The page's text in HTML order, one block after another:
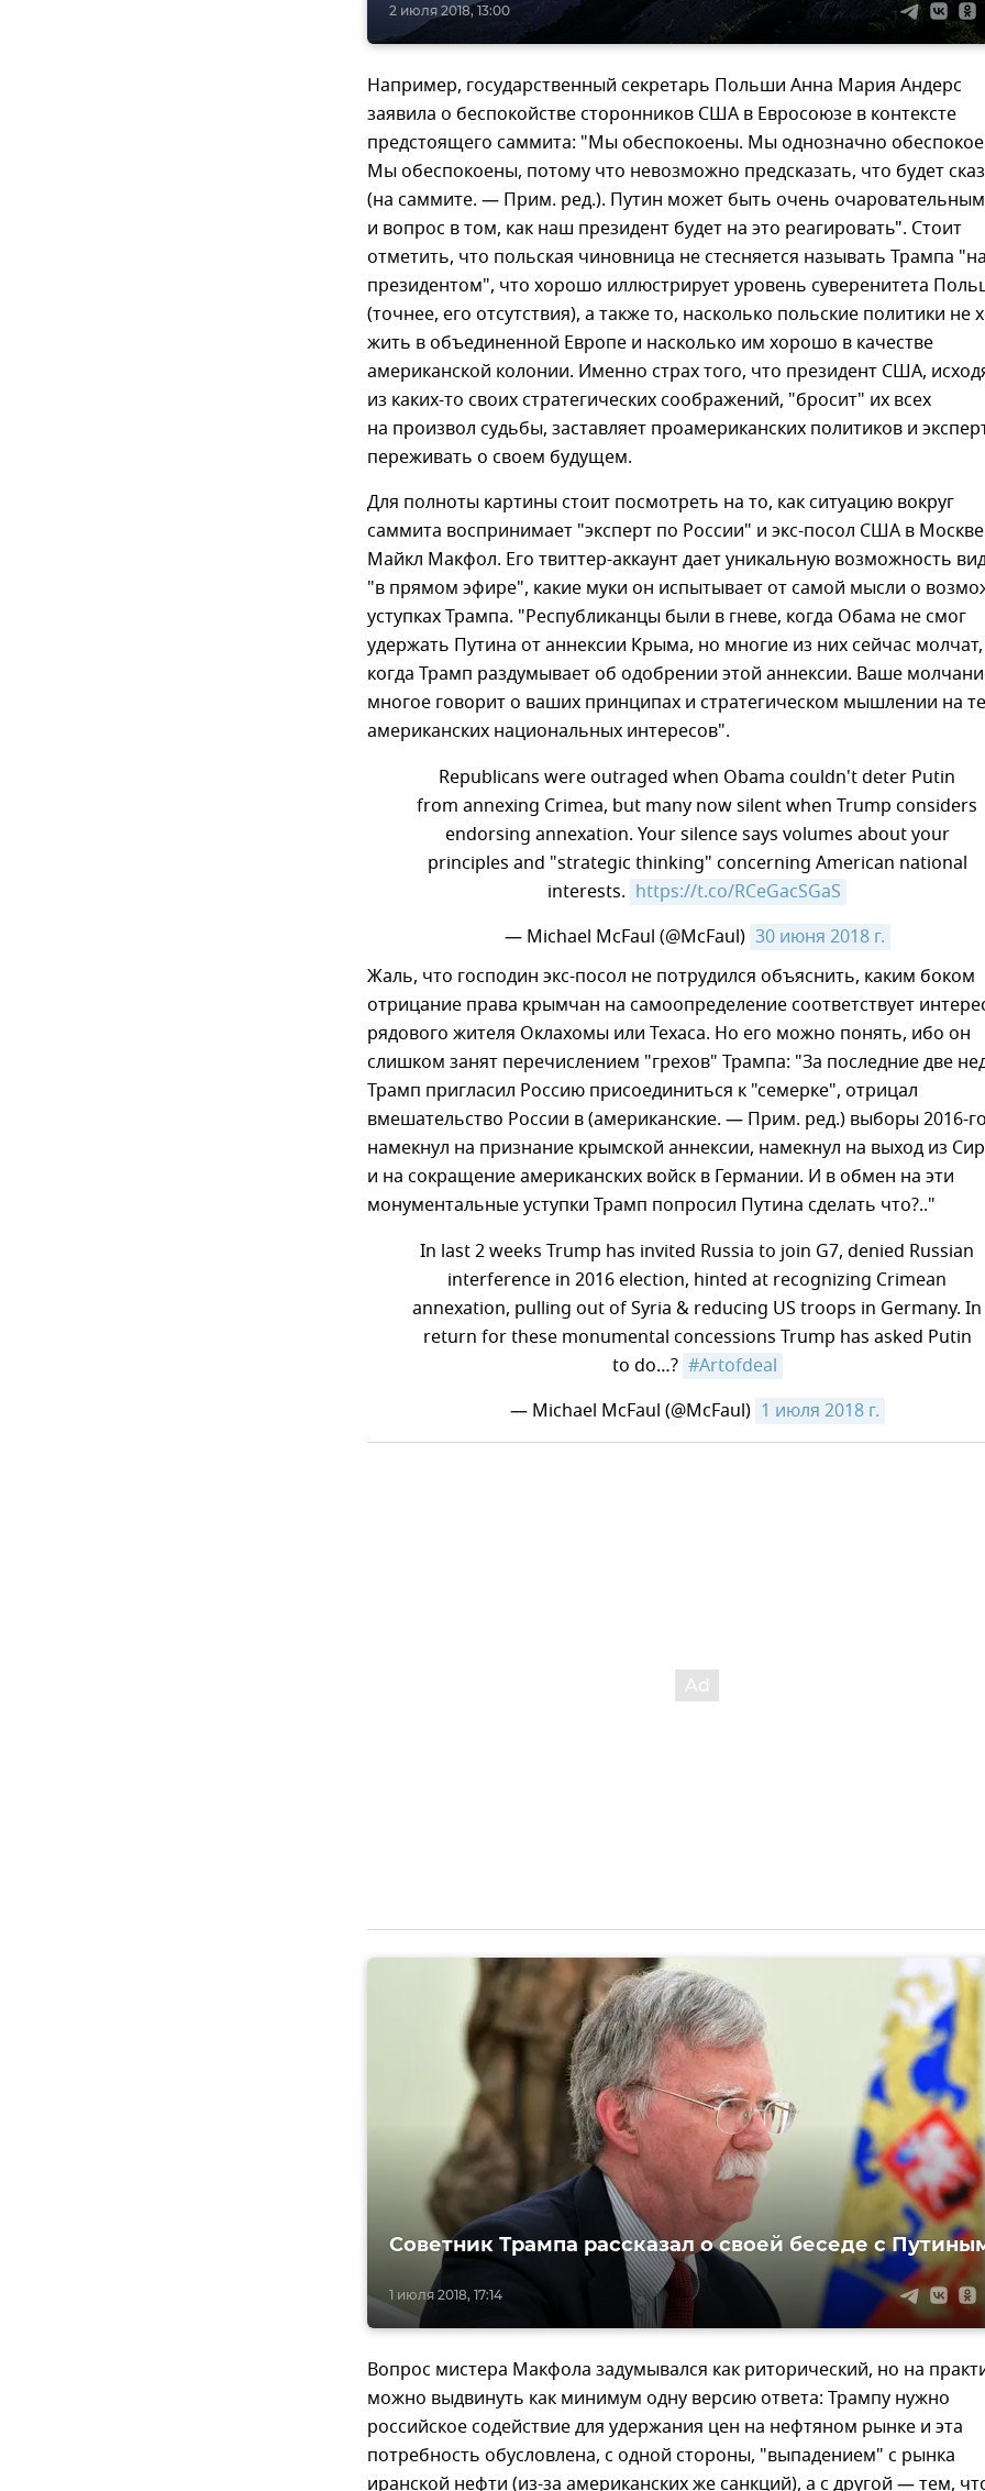
2 июля 2018, 13:00
Например, государственный секретарь Польши Анна Мария Андерс
заявила о беспокойстве сторонников США в Евросоюзе в контексте
предстоящего саммита: "Мы обеспокоены. Мы однозначно
Мы обеспокоены, потому что невозможно предсказать, что будет
(на саммите. — Прим. ред.). Путин может быть очень
и вопрос в том, как наш президент будет на это реагировать". Стоит
отметить, что польская чиновница не стесняется называть Трампа
президентом", что хорошо иллюстрирует уровень суверенитета
(точнее, его отсутствия), а также то, насколько польские политики не
жить в объединенной Европе и насколько им хорошо в качестве
американской колонии. Именно страх того, что президент США,
из каких-то своих стратегических соображений, "бросит" их всех
на произвол судьбы, заставляет проамериканских политиков и
переживать о своем будущем.
Для полноты картины стоит посмотреть на то, как ситуацию вокруг
саммита воспринимает "эксперт по России" и экс-посол США в Москве
Майкл Макфол. Его твиттер-аккаунт дает уникальную возможность
"в прямом эфире", какие муки он испытывает от самой мысли о
уступках Трампа. "Республиканцы были в гневе, когда Обама не смог
удержать Путина от аннексии Крыма, но многие из них сейчас молчат,
когда Трамп раздумывает об одобрении этой аннексии. Ваше
многое говорит о ваших принципах и стратегическом мышлении на
американских национальных интересов".
Republicans were outraged when Obama couldn't deter Putin
from annexing Crimea, but many now silent when Trump considers
endorsing annexation. Your silence says volumes about your
principles and "strategic thinking" concerning American national
interests. https://t.co/RCeGacSGaS
— Michael McFaul (@McFaul) 30 июня 2018 г.
​​Жаль, что господин экс-посол не потрудился объяснить, каким боком
отрицание права крымчан на самоопределение соответствует
рядового жителя Оклахомы или Техаса. Но его можно понять, ибо он
слишком занят перечислением "грехов" Трампа: "За последние две
Трамп пригласил Россию присоединиться к "семерке", отрицал
вмешательство России в (американские. — Прим. ред.) выборы 2016-
намекнул на признание крымской аннексии, намекнул на выход из
и на сокращение американских войск в Германии. И в обмен на эти
монументальные уступки Трамп попросил Путина сделать что?.."​
In last 2 weeks Trump has invited Russia to join G7, denied Russian
interference in 2016 election, hinted at recognizing Crimean
annexation, pulling out of Syria & reducing US troops in Germany. In
return for these monumental concessions Trump has asked Putin
to do…? #Artofdeal
— Michael McFaul (@McFaul) 1 июля 2018 г.
1 июля 2018, 17:14
Советник Трампа рассказал о своей беседе с
​Вопрос мистера Макфола задумывался как риторический, но на
можно выдвинуть как минимум одну версию ответа: Трампу нужно
российское содействие для удержания цен на нефтяном рынке и эта
потребность обусловлена, с одной стороны, "выпадением" с рынка
иранской нефти (из-за американских же санкций), а с другой — тем,